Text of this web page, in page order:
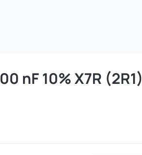
nF 10% X7R (2R1)